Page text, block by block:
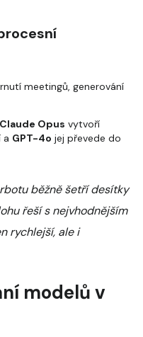
meetingů, generování
Claude Opus vytvoří
a GPT-4o jej převede do
běžně šetří desítky
řeší s nejvhodnějším
rychlejší, ale i
modelů v